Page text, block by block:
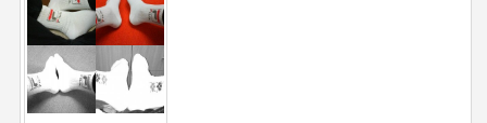
ČINŽIAK
FÓRUM
STATUSY